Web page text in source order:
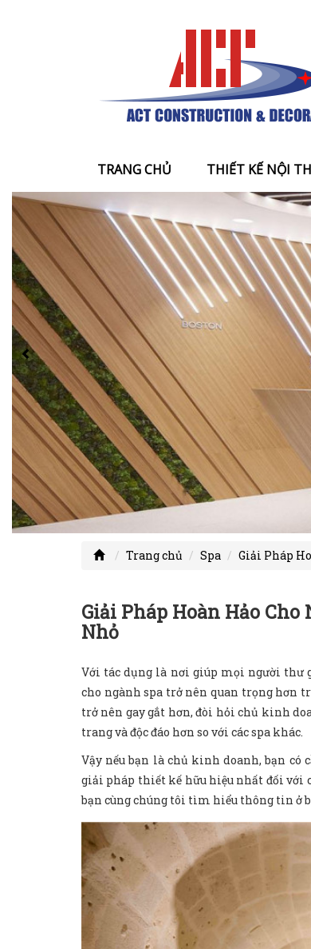
TRANG CHỦ THIẾT KẾ NỘI
Trang chủ Spa Giải Pháp
Giải Pháp Hoàn Hảo
Nhỏ
Với tác dụng là nơi giúp mọi người thư
cho ngành spa trở nên quan trọng hơn
trở nên gay gắt hơn, đòi hỏi chủ kinh
trang và độc đáo hơn so với các spa khác.
Vậy nếu bạn là chủ kinh doanh, bạn có
giải pháp thiết kế hữu hiệu nhất đối với
bạn cùng chúng tôi tìm hiểu thông tin ở